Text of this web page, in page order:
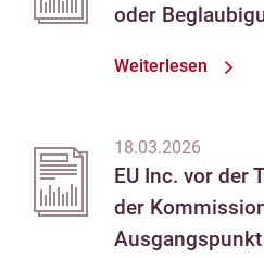
oder
Weiterlesen
18.03.2026
EU Inc. vor der
der